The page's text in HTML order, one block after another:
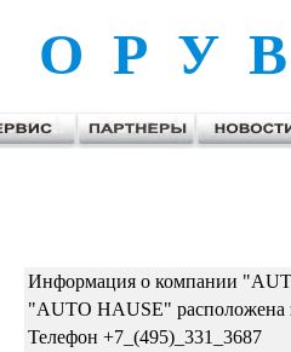
О Р У
Информация о компании
"AUTO HAUSE" расположена
Телефон +7_(495)_331_3687